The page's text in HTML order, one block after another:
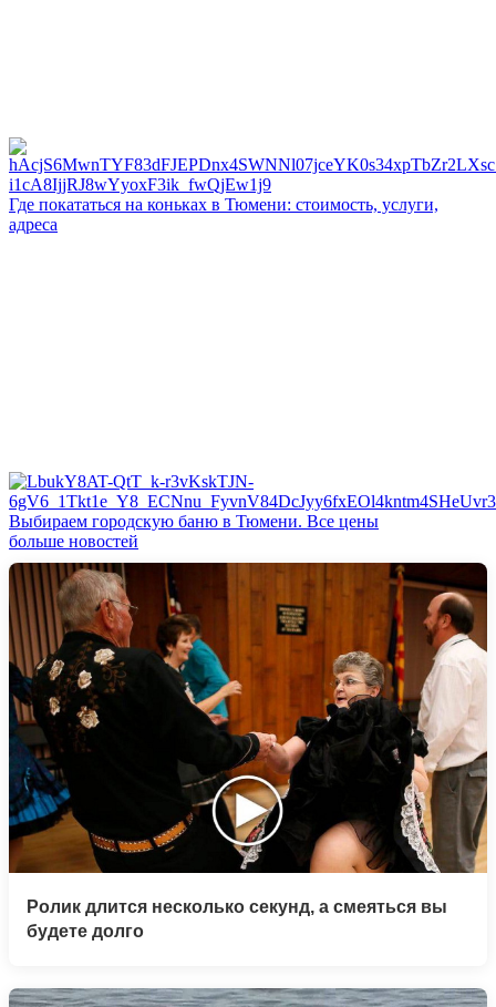
Где покататься на коньках в Тюмени: стоимость, услуги,
адреса
Выбираем городскую баню в Тюмени. Все цены
больше новостей
Ролик длится несколько секунд, а смеяться вы
будете долго